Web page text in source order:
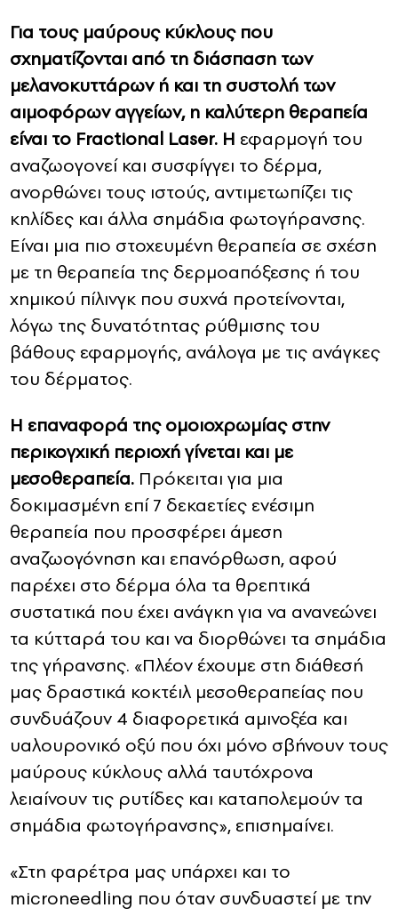
Για τους μαύρους κύκλους που
σχηματίζονται από τη διάσπαση των
μελανοκυττάρων ή και τη συστολή των
αιμοφόρων αγγείων, η καλύτερη θεραπεία
είναι το Fractional Laser. Η εφαρμογή του
αναζωογονεί και συσφίγγει το δέρμα,
ανορθώνει τους ιστούς, αντιμετωπίζει τις
κηλίδες και άλλα σημάδια φωτογήρανσης.
Είναι μια πιο στοχευμένη θεραπεία σε σχέση
με τη θεραπεία της δερμοαπόξεσης ή του
χημικού πίλινγκ που συχνά προτείνονται,
λόγω της δυνατότητας ρύθμισης του
βάθους εφαρμογής, ανάλογα με τις ανάγκες
του δέρματος.
Η επαναφορά της ομοιοχρωμίας στην
περικογχική περιοχή γίνεται και με
μεσοθεραπεία. Πρόκειται για μια
δοκιμασμένη επί 7 δεκαετίες ενέσιμη
θεραπεία που προσφέρει άμεση
αναζωογόνηση και επανόρθωση, αφού
παρέχει στο δέρμα όλα τα θρεπτικά
συστατικά που έχει ανάγκη για να ανανεώνει
τα κύτταρά του και να διορθώνει τα σημάδια
της γήρανσης. «Πλέον έχουμε στη διάθεσή
μας δραστικά κοκτέιλ μεσοθεραπείας που
συνδυάζουν 4 διαφορετικά αμινοξέα και
υαλουρονικό οξύ που όχι μόνο σβήνουν τους
μαύρους κύκλους αλλά ταυτόχρονα
λειαίνουν τις ρυτίδες και καταπολεμούν τα
σημάδια φωτογήρανσης», επισημαίνει.
«Στη φαρέτρα μας υπάρχει και το
microneedling που όταν συνδυαστεί με την